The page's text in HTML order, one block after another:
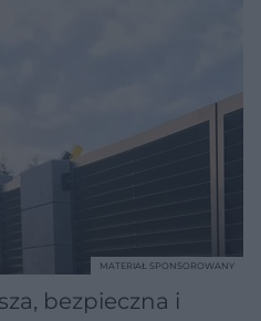
bezpieczna i
MATERIAŁ SPONSOROWANY